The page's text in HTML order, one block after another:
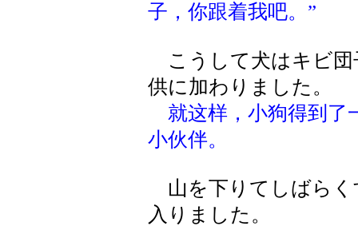
子，你跟着我吧。”
こうして犬はキビ団
供に加わりました。
就这样，小狗得到了
小伙伴。
山を下りてしばらく
入りました。